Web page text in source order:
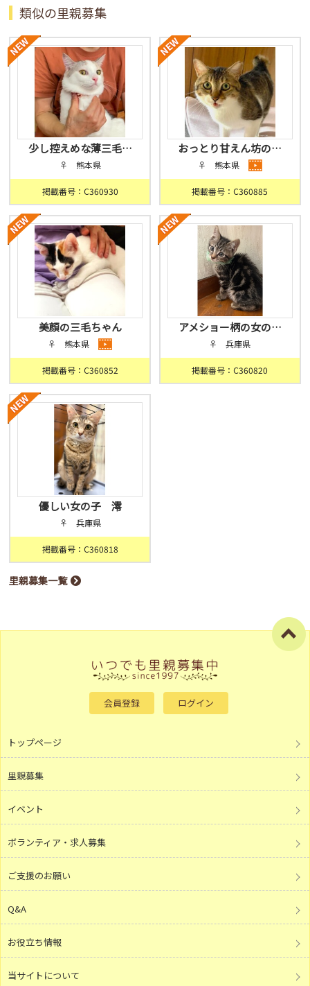
類似の里親募集
少し控えめな薄三毛…
♀ 熊本県
掲載番号：C360930
おっとり甘えん坊の…
♀ 熊本県
掲載番号：C360885
美顔の三毛ちゃん
♀ 熊本県
掲載番号：C360852
アメショー柄の女の…
♀ 兵庫県
掲載番号：C360820
優しい女の子 澪
♀ 兵庫県
掲載番号：C360818
里親募集一覧
会員登録 ログイン
トップページ
里親募集
イベント
ボランティア・求人募集
ご支援のお願い
Q&A
お役立ち情報
当サイトについて